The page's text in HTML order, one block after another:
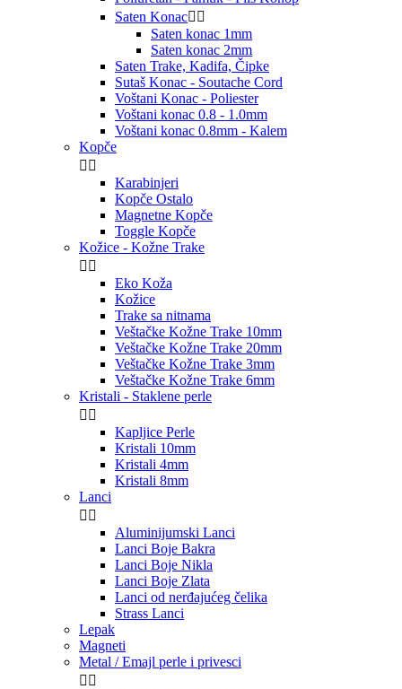
Saten Konac 
Saten konac 1mm
Saten konac 2mm
Saten Trake, Kadifa, Čipke
Sutaš Konac - Soutache Cord
Voštani Konac - Poliester
Voštani konac 0.8 - 1.0mm
Voštani konac 0.8mm - Kalem
Kopče
 
Karabinjeri
Kopče Ostalo
Magnetne Kopče
Toggle Kopče
Kožice - Kožne Trake
 
Eko Koža
Kožice
Trake sa nitnama
Veštačke Kožne Trake 10mm
Veštačke Kožne Trake 20mm
Veštačke Kožne Trake 3mm
Veštačke Kožne Trake 6mm
Kristali - Staklene perle
 
Kapljice Perle
Kristali 10mm
Kristali 4mm
Kristali 8mm
Lanci
 
Aluminijumski Lanci
Lanci Boje Bakra
Lanci Boje Nikla
Lanci Boje Zlata
Lanci od nerđajućeg čelika
Strass Lanci
Lepak
Magneti
Metal / Emajl perle i privesci
 